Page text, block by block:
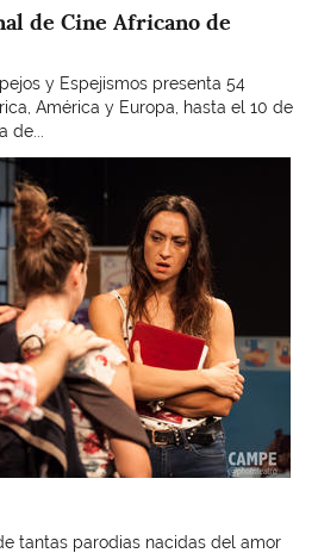
de Cine Africano de
y Espejismos presenta 54
América y Europa, hasta el 10 de
tantas parodias nacidas del amor